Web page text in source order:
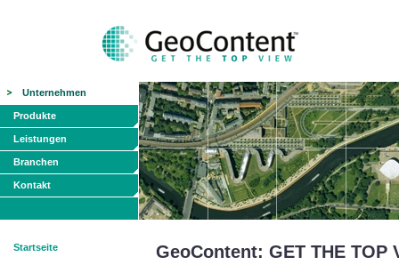
Unternehmen
Produkte
Leistungen
Branchen
Kontakt
Startseite GeoContent: GET THE TOP